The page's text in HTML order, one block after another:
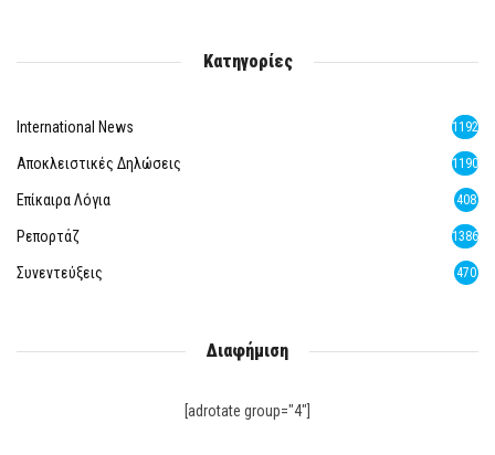
Κατηγορίες
International News 1192
Αποκλειστικές Δηλώσεις 1190
Επίκαιρα Λόγια 408
Ρεπορτάζ 1386
Συνεντεύξεις 470
Διαφήμιση
[adrotate group="4"]